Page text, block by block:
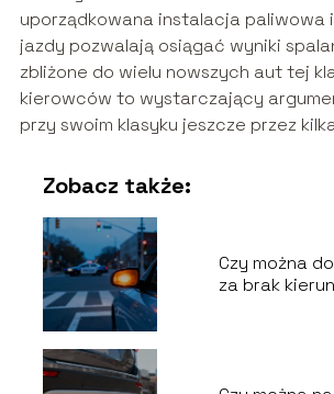
uporządkowana instalacja paliwowa
jazdy pozwalają osiągać wyniki
zbliżone do wielu nowszych aut tej
kierowców to wystarczający
przy swoim klasyku jeszcze przez
Zobacz także:
Czy można
za brak